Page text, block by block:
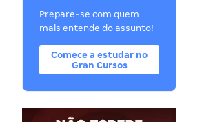
Prepare-se com quem
mais entende do assunto!
Comece a estudar no
Gran Cursos